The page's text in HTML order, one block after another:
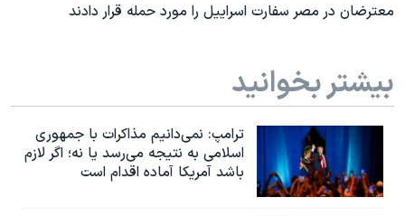
معترضان در مصر سفارت اسراييل را مورد حمله قرار دادند
بیشتر بخوانید
ترامپ: نمی‌دانیم مذاکرات با جمهوری
اسلامی به نتیجه می‌رسد یا نه؛ اگر لازم
باشد آمریکا آماده اقدام است